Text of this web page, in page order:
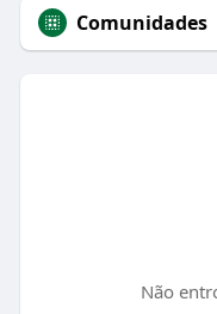
Comunidades
Não